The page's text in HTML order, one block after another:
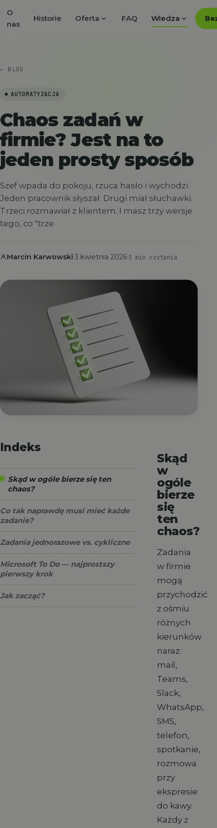
O
nas
Historie Oferta expand_more FAQ Wiedza expand_more
← BLOG
AUTOMATYZACJA
Chaos zadań w
firmie? Jest na to
jeden prosty sposób
Szef wpada do pokoju, rzuca hasło i wychodzi.
Jeden pracownik słyszał. Drugi miał słuchawki.
Trzeci rozmawiał z klientem. I masz trzy wersje
tego, co "trze
Marcin Karwowski 3 kwietnia 2026 3 min czytania
Indeks
Skąd w ogóle bierze się ten
chaos?
Co tak naprawdę musi mieć każde
zadanie?
Zadania jednorazowe vs. cykliczne
Microsoft To Do — najprostszy
pierwszy krok
Jak zacząć?
Skąd
w
ogóle
bierze
się
ten
chaos?
Zadania
w firmie
mogą
przychodzić
z ośmiu
różnych
kierunków
naraz:
mail,
Teams,
Slack,
WhatsApp,
SMS,
telefon,
spotkanie,
rozmowa
przy
ekspresie
do kawy.
Każdy z